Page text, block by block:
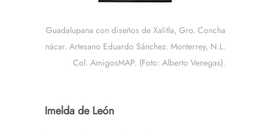
Guadalupana con diseños de Xalitla, Gro. Concha
nácar. Artesano Eduardo Sánchez. Monterrey, N.L.
Col. AmigosMAP. (Foto: Alberto Venegas).
Imelda de León